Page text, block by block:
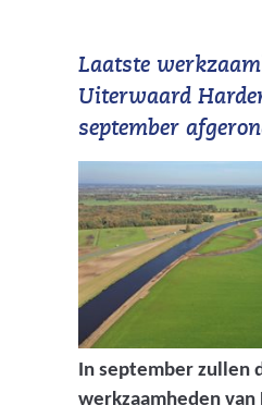
Laatste
Uiterwaard
september
In september zullen
werkzaamheden van